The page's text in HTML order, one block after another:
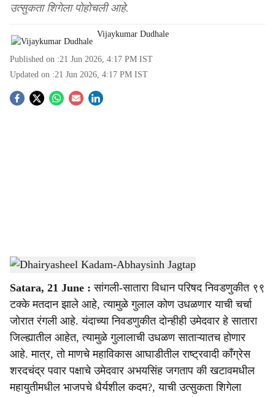
उत्सुकता शिगेला पोहोचली आहे.
Vijaykumar Dudhale
Published on :21 Jun 2026, 4:17 PM IST
Updated on :21 Jun 2026, 4:17 PM IST
S
a
r
e
Dhairyasheel Kadam-Abhaysinh Jagtap -Sarkarnama
Satara, 21 June : सांगली-सातारा विधान परिषद निवडणुकीत ९९
टक्के मतदान झाले आहे, त्यामुळे गुलाल कोण उधळणार याची चर्चा
जोरात रंगली आहे. यंदाच्या निवडणुकीत दोन्हीही उमेदवार हे सातारा
जिल्ह्यातील आहेत, त्यामुळे गुलालाची उधळण साताऱ्यातच होणार
आहे. मात्र, तो माणचे महाविकास आघाडीतील राष्ट्रवादी काँग्रेस
शरदचंद्र पवार पक्षाचे उमेदवार अभयसिंह जगताप की खटावमधील
महायुतीमधील भाजपचे धैर्यशील कदम?, याची उत्सुकता शिगेला